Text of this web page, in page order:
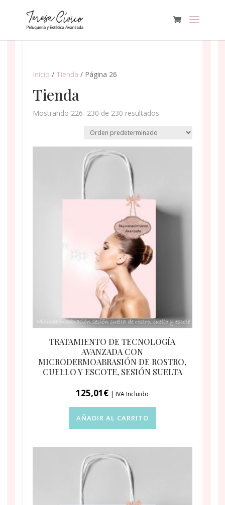
Inicio / Tienda / Página 26
Tienda
Mostrando 226–230 de 230 resultados
TRATAMIENTO DE TECNOLOGÍA
AVANZADA CON
MICRODERMOABRASIÓN DE ROSTRO,
CUELLO Y ESCOTE, SESIÓN SUELTA
125,01€ | IVA Incluido
AÑADIR AL CARRITO